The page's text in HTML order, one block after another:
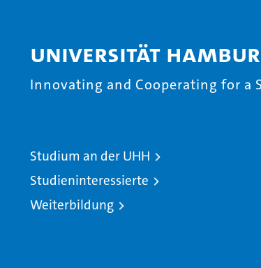
Universität
Innovating and Cooperating for a
Studium an der UHH
Studieninteressierte
Weiterbildung